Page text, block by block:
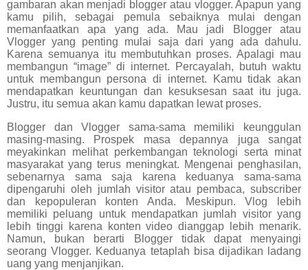
gambaran akan menjadi blogger atau vlogger. Apapun yang
kamu pilih, sebagai pemula sebaiknya mulai dengan
memanfaatkan apa yang ada. Mau jadi Blogger atau
Vlogger yang penting mulai saja dari yang ada dahulu.
Karena semuanya itu membutuhkan proses. Apalagi mau
membangun “image” di internet. Percayalah, butuh waktu
untuk membangun persona di internet. Kamu tidak akan
mendapatkan keuntungan dan kesuksesan saat itu juga.
Justru, itu semua akan kamu dapatkan lewat proses.
Blogger dan Vlogger sama-sama memiliki keunggulan
masing-masing. Prospek masa depannya juga sangat
meyakinkan melihat perkembangan teknologi serta minat
masyarakat yang terus meningkat. Mengenai penghasilan,
sebenarnya sama saja karena keduanya sama-sama
dipengaruhi oleh jumlah visitor atau pembaca, subscriber
dan kepopuleran konten Anda. Meskipun. Vlog lebih
memiliki peluang untuk mendapatkan jumlah visitor yang
lebih tinggi karena konten video dianggap lebih menarik.
Namun, bukan berarti Blogger tidak dapat menyaingi
seorang Vlogger. Keduanya tetaplah bisa dijadikan ladang
uang yang menjanjikan.